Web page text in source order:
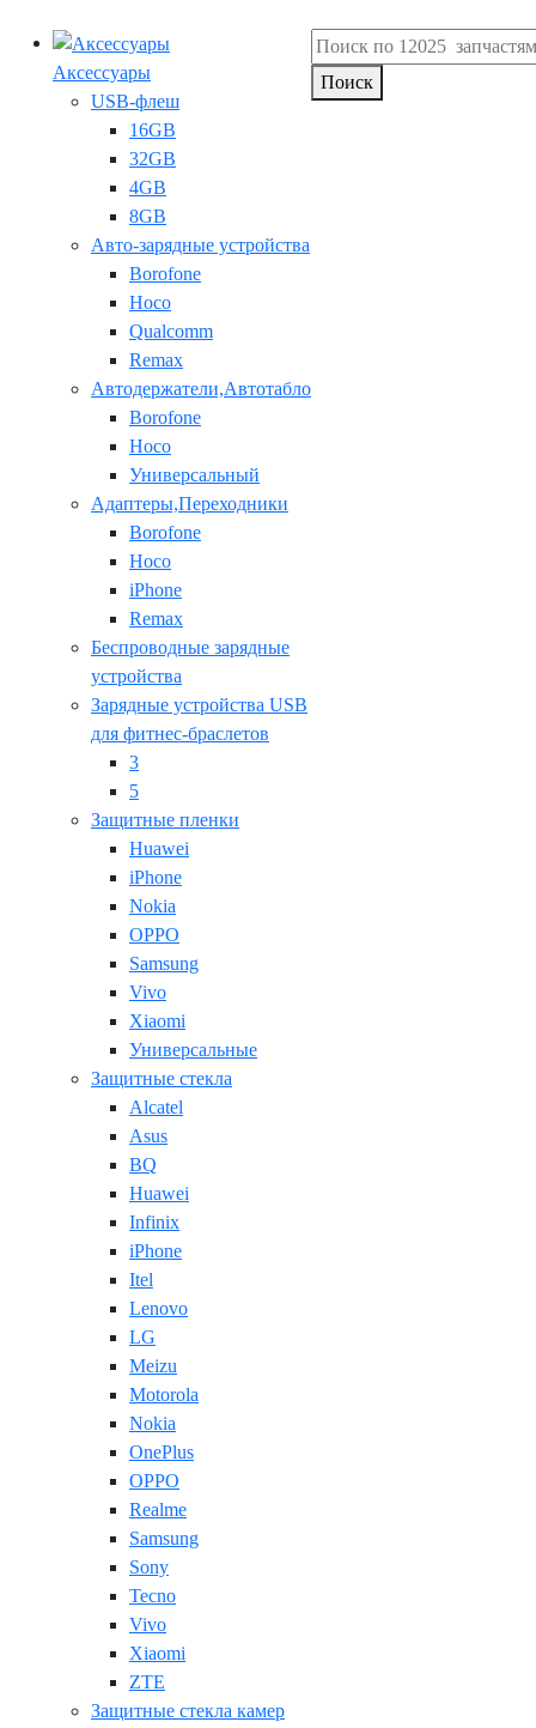
Аксессуары
USB-флеш
16GB
32GB
4GB
8GB
Авто-зарядные устройства
Borofone
Hoco
Qualcomm
Remax
Автодержатели,Автотабло
Borofone
Hoco
Универсальный
Адаптеры,Переходники
Borofone
Hoco
iPhone
Remax
Беспроводные зарядные
устройства
Зарядные устройства USB
для фитнес-браслетов
3
5
Защитные пленки
Huawei
iPhone
Nokia
OPPO
Samsung
Vivo
Xiaomi
Универсальные
Защитные стекла
Alcatel
Asus
BQ
Huawei
Infinix
iPhone
Itel
Lenovo
LG
Meizu
Motorola
Nokia
OnePlus
OPPO
Realme
Samsung
Sony
Tecno
Vivo
Xiaomi
ZTE
Защитные стекла камер
Поиск